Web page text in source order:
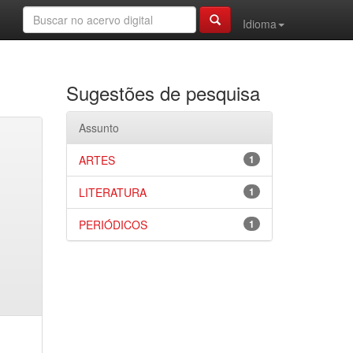
Idioma
Sugestões de pesquisa
Assunto
1
ARTES
1
LITERATURA
1
PERIÓDICOS